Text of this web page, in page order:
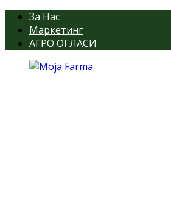
За Нас
Маркетинг
АГРО ОГЛАСИ